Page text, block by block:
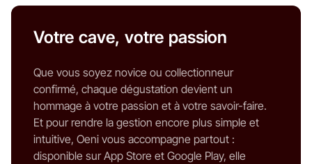
Votre cave, votre passion
Que vous soyez novice ou collectionneur
confirmé, chaque dégustation devient un
hommage à votre passion et à votre savoir-faire.
Et pour rendre la gestion encore plus simple et
intuitive, Oeni vous accompagne partout :
disponible sur App Store et Google Play, elle